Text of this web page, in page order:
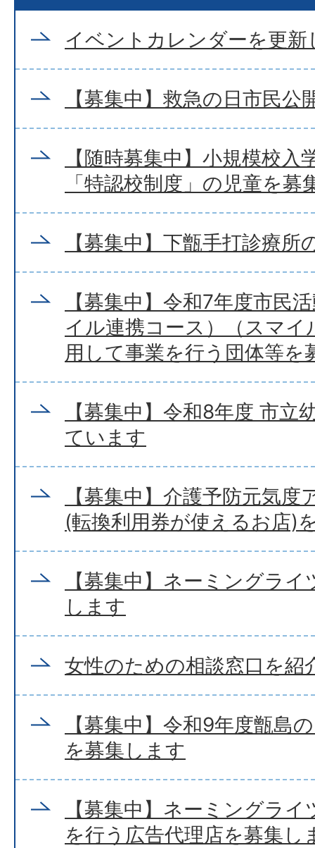
イベントカレンダーを更新
【募集中】救急の日市民
【随時募集中】小規模校入
「特認校制度」の児童を募
【募集中】下甑手打診療
【募集中】令和7年度市民
イル連携コース）（スマイ
用して事業を行う団体等を
【募集中】令和8年度 市立
ています
【募集中】介護予防元気
(転換利用券が使えるお店)
【募集中】ネーミングラ
します
女性のための相談窓口を紹
【募集中】令和9年度甑島
を募集します
【募集中】ネーミングラ
を行う広告代理店を募集し